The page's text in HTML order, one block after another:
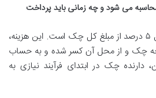
می شود و چه زمانی باید پرداخت
هزینه نیم عشر اجراییه، معادل ۵ درصد از مبلغ کل چک است. این هزینه،
چک و از محل آن کسر شده و به حساب
دارنده چک در ابتدای فرآیند نیازی به